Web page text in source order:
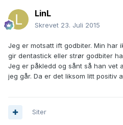
LinL
Skrevet 23. Juli 2015
Jeg er motsatt ift godbiter. Min har
gir dentastick eller strør godbiter
Jeg er påkledd og sånt så han vet
jeg går. Da er det liksom litt positiv
Siter